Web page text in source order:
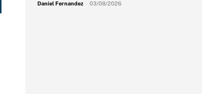
Daniel Fernandez 03/08/2026